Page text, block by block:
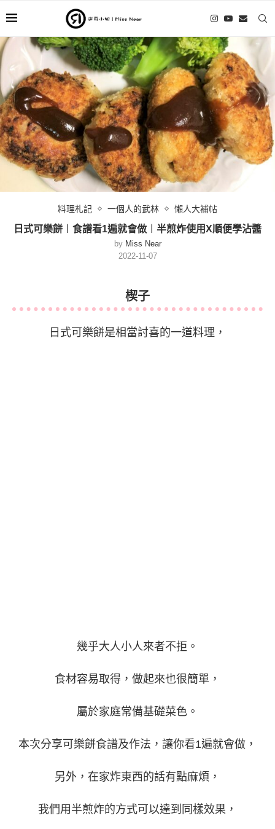
料理札記 一個人的武林 懶人大補帖
日式可樂餅︱食譜看1遍就會做︱半煎炸使用X順便學沾醬
by Miss Near
2022-11-07
楔子
日式可樂餅是相當討喜的一道料理，
幾乎大人小人來者不拒。
食材容易取得，做起來也很簡單，
屬於家庭常備基礎菜色。
本次分享可樂餅食譜及作法，讓你看1遍就會做，
另外，在家炸東西的話有點麻煩，
我們用半煎炸的方式可以達到同樣效果，